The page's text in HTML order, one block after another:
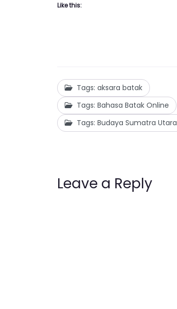
Like this:
Tags: aksara batak
Tags: Bahasa Batak Online
Tags: Budaya Sumatra Utara
Leave a Reply